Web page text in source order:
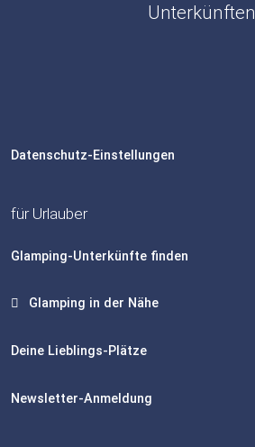
Unterkünften
Datenschutz-Einstellungen
für Urlauber
Glamping-Unterkünfte finden
Glamping in der Nähe
Deine Lieblings-Plätze
Newsletter-Anmeldung